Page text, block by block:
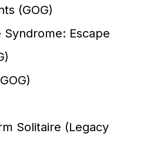
(GOG)
Syndrome: Escape
Solitaire (Legacy